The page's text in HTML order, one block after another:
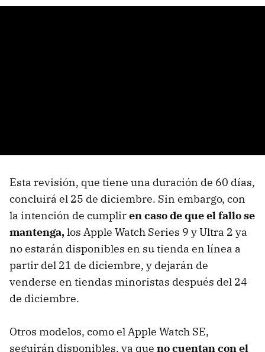
Esta revisión, que tiene una duración de 60 días,
concluirá el 25 de diciembre. Sin embargo, con
la intención de cumpliren caso de que el fallo se
mantenga,los Apple Watch Series 9 y Ultra 2 ya
no estarán disponibles en su tienda en línea a
partir del 21 de diciembre, y dejarán de
venderse en tiendas minoristas después del 24
de diciembre.
Otros modelos, como el Apple Watch SE,
seguirán disponibles, ya que no cuentan con el